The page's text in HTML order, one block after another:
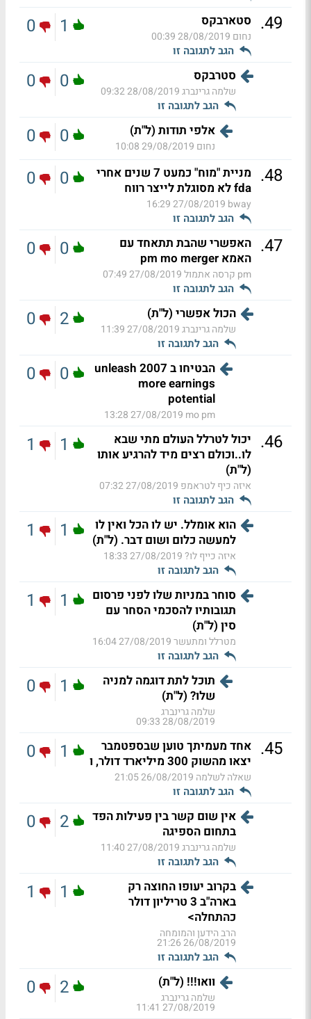
49
. סטארבקס
נחום 28/08/2019 00:39
הגב לתגובה זו
1
0
סטרבקס
שלמה גרינברג28/08/2019 09:32
הגב לתגובה זו
0
0
אלפי תודות (ל"ת)
נחום 29/08/2019 10:08
0
0
48
.
מניית "מוח" כמעט 7 שנים אחרי
fda לא מסוגלת לייצר רווח
bway
27/08/2019 16:29
הגב לתגובה זו
0
0
47
. האפשרי שהבת תתאחד עם
האמא pm mo merger
pm קרסה אתמול 27/08/2019 07:49
הגב לתגובה זו
0
0
הכול אפשרי (ל"ת)
שלמה גרינברג27/08/2019 11:39
הגב לתגובה זו
2
0
הבטיחו ב 2007 unleash
more earnings
potential
mo pm
27/08/2019 13:28
0
0
46
. יכול לטרלל העולם מתי שבא
לו..וכולם רצים מיד להרגיע אותו
(ל"ת)
איזה כיף לטראמפ 27/08/2019 07:32
הגב לתגובה זו
1
1
הוא אומלל. יש לו הכל ואין לו
למעשה כלום ושום דבר. (ל"ת)
איזה כייף לו?27/08/2019 18:33
הגב לתגובה זו
1
1
סוחר במניות שלו לפני פרסום
תגובותיו להסכמי הסחר עם
סין (ל"ת)
מטרלל ומתעשר27/08/2019 16:04
הגב לתגובה זו
1
1
תוכל לתת דוגמה למניה
שלו? (ל"ת)
שלמה גרינברג
28/08/2019 09:33
1
0
45
. אחד מעמיתך טוען שבספטמבר
יצאו מהשוק 300 מיליארד דולר, ו
שאלה לשלמה 26/08/2019 21:05
הגב לתגובה זו
1
0
אין שום קשר בין פעילות הפד
בתחום הספיגה
שלמה גרינברג27/08/2019 11:40
הגב לתגובה זו
2
0
בקרוב יעופו החוצה רק
בארה"ב 3 טריליון דולר
כהתחלה>
הרב הידען והמומחה
26/08/2019 21:26
הגב לתגובה זו
1
1
וואו!!! (ל"ת)
שלמה גרינברג
27/08/2019 11:41
2
0